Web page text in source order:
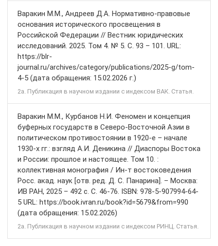
Варакин М.М., Андреев Д.А. Нормативно-правовые
основания исторического просвещения в
Российской Федерации // Вестник юридических
исследований. 2025. Том 4. № 5. С. 93 – 101. URL:
https://blr-
journal.ru/archives/category/publications/2025-g/tom-
4-5 (дата обращения: 15.02.2026 г.)
2а. Публикация в научном издании с индексом ВАК. Статья.
Варакин М.М., Курбанов Н.И. Феномен и концепция
буферных государств в Северо-Восточной Азии в
политическом противостоянии в 1920-е – начале
1930-х гг.: взгляд А.И. Деникина // Диаспоры Востока
и России: прошлое и настоящее. Том 10. :
коллективная монография / Ин-т востоковедения
Росс. акад. наук [отв. ред. Д. С. Панарина]. – Москва:
ИВ РАН, 2025 – 492 с. С. 46-76. ISBN: 978-5-907994-64-
5 URL: https://book.ivran.ru/book?id=5679&from=990
(дата обращения: 15.02.2026)
2а. Публикация в научном издании с индексом РИНЦ. Статья.